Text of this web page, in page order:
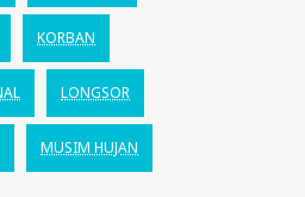
KORBAN
LONGSOR
MUSIM HUJAN